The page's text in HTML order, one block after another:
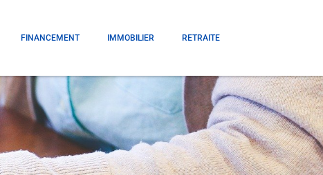
FINANCEMENT IMMOBILIER RETRAITE